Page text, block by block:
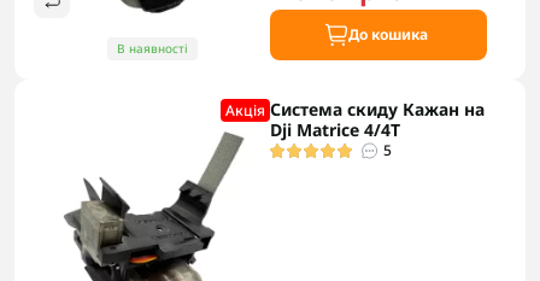
В наявності
До кошика
Акцiя Система скиду Кажан на
Dji Matrice 4/4T
5